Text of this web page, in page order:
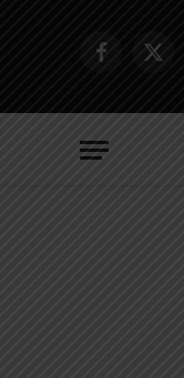
Facebook
X